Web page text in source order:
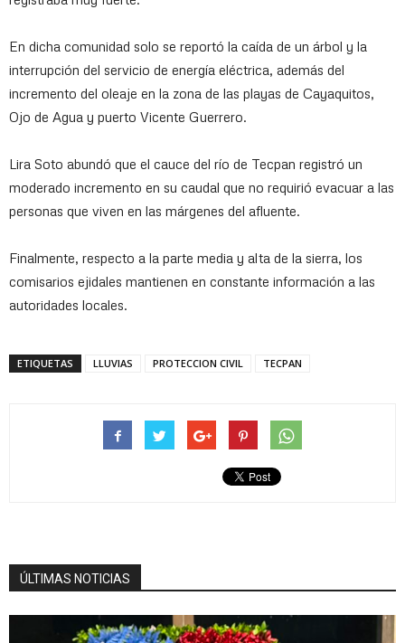
En dicha comunidad solo se reportó la caída de un árbol y la
interrupción del servicio de energía eléctrica, además del
incremento del oleaje en la zona de las playas de Cayaquitos,
Ojo de Agua y puerto Vicente Guerrero.
Lira Soto abundó que el cauce del río de Tecpan registró un
moderado incremento en su caudal que no requirió evacuar a las
personas que viven en las márgenes del afluente.
Finalmente, respecto a la parte media y alta de la sierra, los
comisarios ejidales mantienen en constante información a las
autoridades locales.
ETIQUETAS LLUVIAS PROTECCION CIVIL TECPAN
ÚLTIMAS NOTICIAS